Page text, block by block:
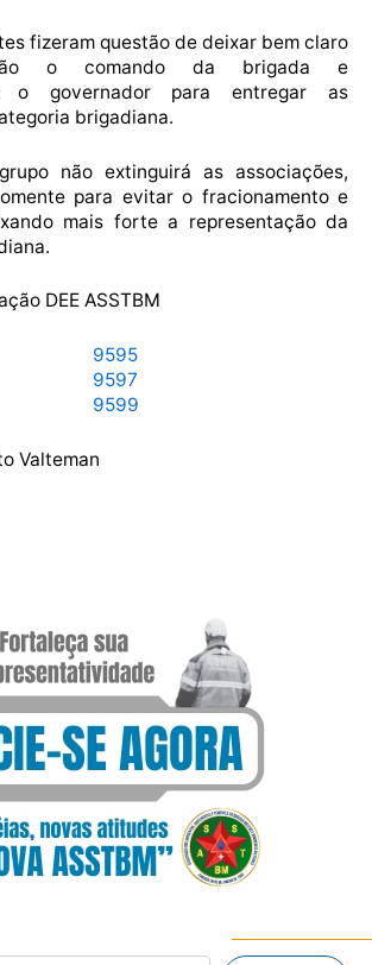
fizeram questão de deixar bem claro
o comando da brigada e
o governador para entregar as
brigadiana.
não extinguirá as associações,
para evitar o fracionamento e
mais forte a representação da
DEE ASSTBM
Valteman